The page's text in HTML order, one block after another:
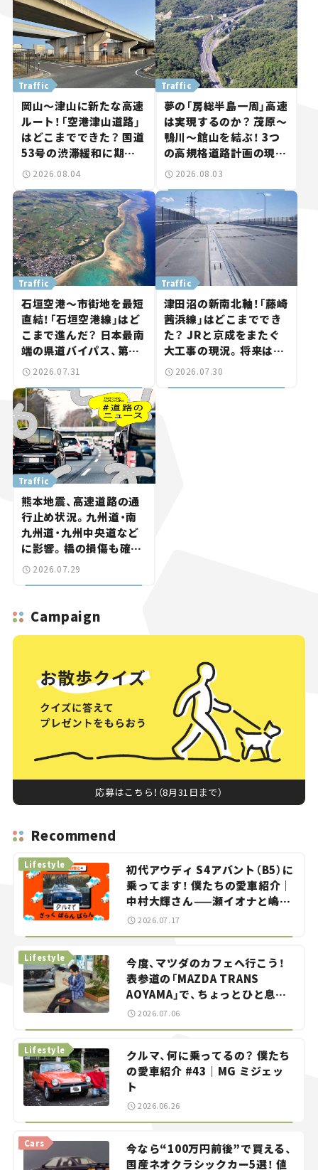
Traffic
岡山～津山に新たな高速
ルート！「空港津山道路」
はどこまでできた？ 国道
53号の渋滞緩和に期待。
岡山市側でも動きが【い
2026.08.04
Traffic
夢の「房総半島一周」高速
は実現するのか？ 茂原～
鴨川～館山を結ぶ！ 3つ
の高規格道路計画の現
状。「館山鴨川道路」で検
路計画】
2026.08.03
Traffic
石垣空港～市街地を最短
直結！「石垣空港線」はど
こまで進んだ？ 日本最南
端の県道バイパス、第2
工区も延伸開通 【いま気
2026.07.31
Traffic
津田沼の新南北軸！「藤崎
茜浜線」はどこまででき
た？ JRと京成をまたぐ
大工事の現況。将来は
「習志野～鎌ケ谷」を最短
2026.07.30
Traffic
熊本地震、高速道路の通
行止め状況。九州道・南
九州道・九州中央道など
に影響。橋の損傷も確認
【道路のニュース】
2026.07.29
Campaign
応募はこちら！（8月31日まで）
Recommend
初代アウディ S4アバント（B5）に
乗ってます！ 僕たちの愛車紹介｜
中村大輝さん——瀬イオナと嶋田
智之の「クルマでざっくばらんば
Lifestyle
2026.07.17
今度、マツダのカフェへ行こう！
表参道の「MAZDA TRANS
AOYAMA」で、ちょっとひと息。
——連載｜CCGとクルマでどうす
Lifestyle
2026.07.06
クルマ、何に乗ってるの？ 僕たち
の愛車紹介 #43｜MG ミジェッ
ト
Lifestyle
2026.06.26
今なら“100万円前後”で買える、
国産ネオクラシックカー5選！ 値
Cars